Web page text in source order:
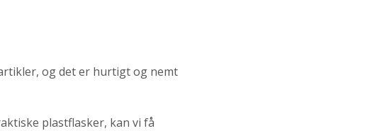
og det er hurtigt og nemt
plastflasker, kan vi få